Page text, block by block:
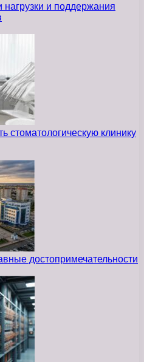
и поддержания
стоматологическую клинику
достопримечательности